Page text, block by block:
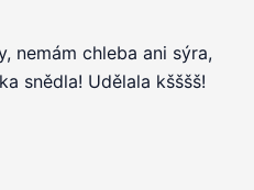
nemám chleba ani sýra,
snědla! Udělala kšššš!